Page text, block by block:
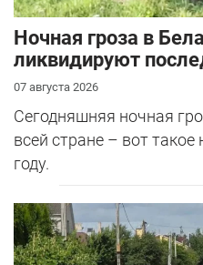
Ночная гроза в
ликвидируют
07 августа 2026
Сегодняшняя ночная
всей стране – вот
году.